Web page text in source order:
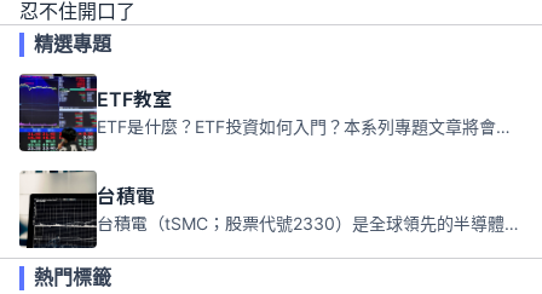
忍不住開口了
精選專題
ETF教室
ETF是什麼？ETF投資如何入門？本系列專題文章將會告訴你新手必須知道的ETF基礎知識。
台積電
台積電（tSMC；股票代號2330）是全球領先的半導體代工公司，成立於1987年，總部位於台灣新竹。且已於美國、日本、德國及中國設廠，台積電是全球首家專業積體電路製造服務公司，也是全球最先進和最大規模的半導體代工廠。
熱門標籤